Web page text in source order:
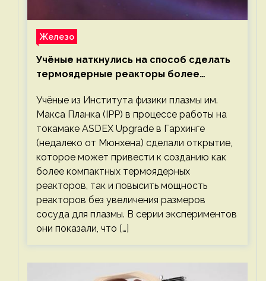
Железо
Учёные наткнулись на способ сделать
термоядерные реакторы более
Учёные из Института физики плазмы им.
Макса Планка (IPP) в процессе работы на
токамаке ASDEX Upgrade в Гархинге
(недалеко от Мюнхена) сделали открытие,
которое может привести к созданию как
более компактных термоядерных
реакторов, так и повысить мощность
реакторов без увеличения размеров
сосуда для плазмы. В серии экспериментов
они показали, что […]